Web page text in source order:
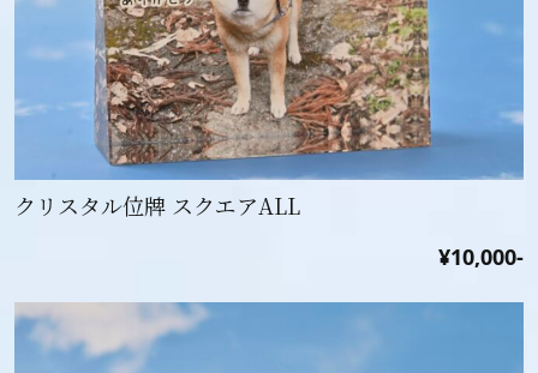
クリスタル位牌 スクエアALL
¥10,000-